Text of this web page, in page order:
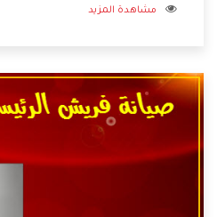
وتقدم للعملاء أقوى العروض
مشاهدة المزيد